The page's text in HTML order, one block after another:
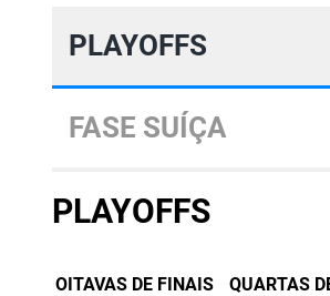
PLAYOFFS
FASE SUÍÇA
PLAYOFFS
QUARTAS
OITAVAS DE FINAIS